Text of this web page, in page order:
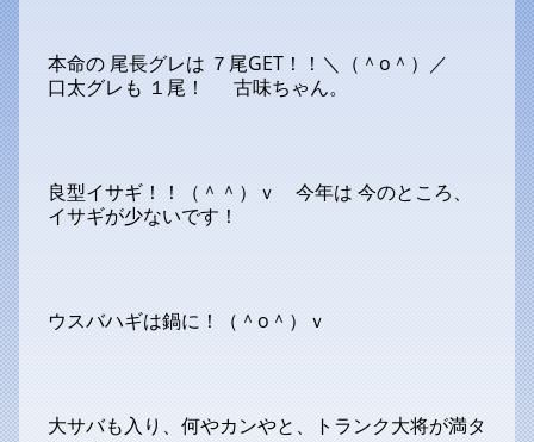
本命の 尾長グレは ７尾GET！！＼（＾o＾）／
口太グレも １尾！ 古味ちゃん。
良型イサギ！！（＾＾）ｖ 今年は 今のところ、
イサギが少ないです！
ウスバハギは鍋に！（＾o＾）ｖ
大サバも入り、何やカンやと、トランク大将が満タ